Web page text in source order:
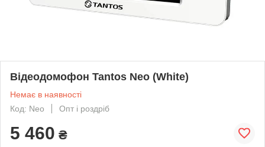
Відеодомофон Tantos Neo (White)
Немає в наявності
Код: Neo
Опт і роздріб
5 460 ₴